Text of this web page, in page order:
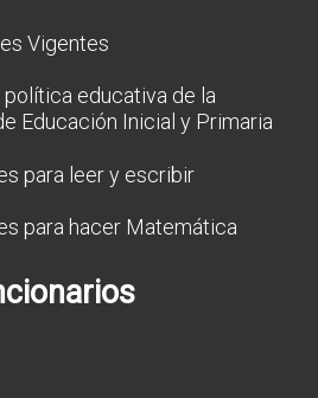
Vigentes
educativa de la
Educación Inicial y Primaria
para leer y escribir
para hacer Matemática